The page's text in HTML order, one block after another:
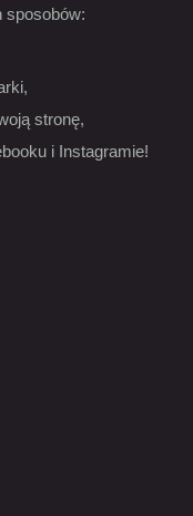
sposobów:
stronę,
i Instagramie!